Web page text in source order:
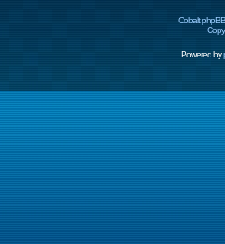
Cobalt
Powered by